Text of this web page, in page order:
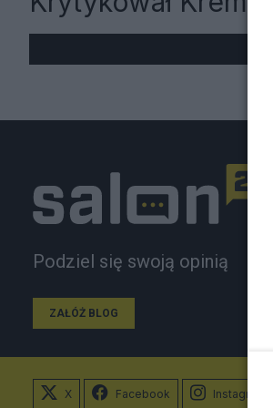
Podziel się swoją opinią
ZAŁÓŻ BLOG
X Facebook Instagram